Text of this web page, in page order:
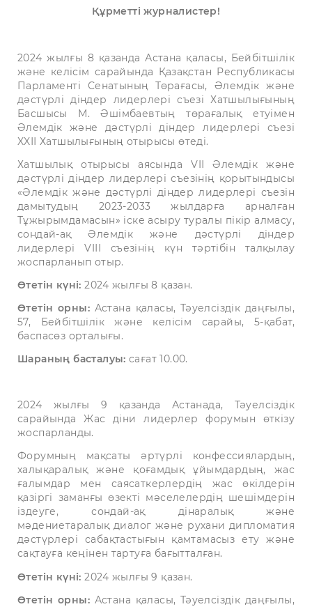
Құрметті журналистер!
2024 жылғы 8 қазанда Астана қаласы, Бейбітшілік
және келісім сарайында Қазақстан Республикасы
Парламенті Сенатының Төрағасы, Әлемдік және
дәстүрлі діндер лидерлері съезі Хатшылығының
Басшысы М. Әшімбаевтың төрағалық етуімен
Әлемдік және дәстүрлі діндер лидерлері съезі
XXІІ Хатшылығының отырысы өтеді.
Хатшылық отырысы аясында VIІ Әлемдік және
дәстүрлі діндер лидерлері съезінің қорытындысы
«Әлемдік және дәстүрлі діндер лидерлері съезін
дамытудың 2023-2033 жылдарға арналған
Тұжырымдамасын» іске асыру туралы пікір алмасу,
сондай-ақ Әлемдік және дәстүрлі діндер
лидерлері VIІI съезінің күн тәртібін талқылау
жоспарланып отыр.
Өтетін күні: 2024 жылғы 8 қазан.
Өтетін орны:Астана қаласы, Тәуелсіздік даңғылы,
57, Бейбітшілік және келісім сарайы, 5-қабат,
баспасөз орталығы.
Шараның басталуы: сағат 10.00.
2024 жылғы 9 қазанда Астанада, Тәуелсіздік
сарайында Жас діни лидерлер форумын өткізу
жоспарланды.
Форумның мақсаты әртүрлі конфессиялардың,
халықаралық және қоғамдық ұйымдардың, жас
ғалымдар мен саясаткерлердің жас өкілдерін
қазіргі заманғы өзекті мәселелердің шешімдерін
іздеуге, сондай-ақ дінаралық және
мәдениетаралық диалог және рухани дипломатия
дәстүрлері сабақтастығын қамтамасыз ету және
сақтауға кеңінен тартуға бағытталған.
Өтетін күні: 2024 жылғы 9 қазан.
Өтетін орны:Астана қаласы, Тәуелсіздік даңғылы,